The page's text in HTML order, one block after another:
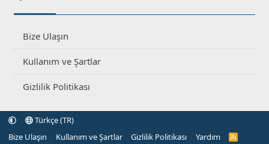
Bize Ulaşın
Kullanım ve Şartlar
Gizlilik Politikası
Türkçe (TR)
Bize Ulaşın
Kullanım ve Şartlar Gizlilik Politikası Yardım
R